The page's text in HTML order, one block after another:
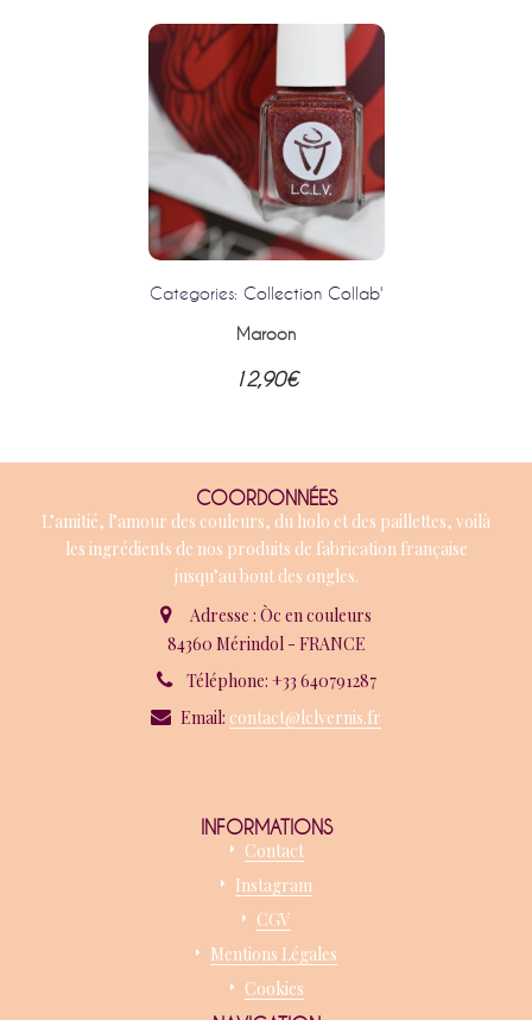
Categories: Collection Collab'
Maroon
12,90€
COORDONNÉES
L’amitié, l’amour des couleurs, du holo et des paillettes, voilà
les ingrédients de nos produits de fabrication française
jusqu’au bout des ongles.
Adresse : Òc en couleurs
84360 Mérindol - FRANCE
Téléphone: +33 640791287
Email: contact@lclvernis.fr
INFORMATIONS
Contact
Instagram
CGV
Mentions Légales
Cookies